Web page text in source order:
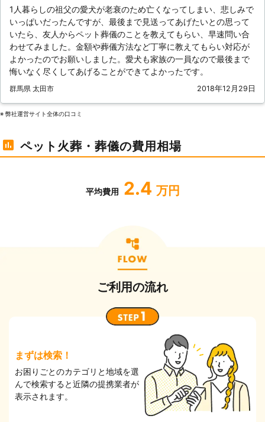
1人暮らしの祖父の愛犬が老衰のため亡くなってしまい、悲しみで
いっぱいだったんですが、最後まで見送ってあげたいとの思って
いたら、友人からペット葬儀のことを教えてもらい、早速問い合
わせてみました。金額や葬儀方法など丁寧に教えてもらい対応が
よかったのでお願いしました。愛犬も家族の一員なので最後まで
悔いなく尽くしてあげることができてよかったです。
群馬県 太田市 2018年12月29日
※ 弊社運営サイト全体の⼝コミ
ペット火葬・葬儀の費用相場
平均費用 2.4 万円
ご利用の流れ
まずは検索！
お困りごとのカテゴリと地域を選
んで検索すると近隣の提携業者が
表⽰されます。